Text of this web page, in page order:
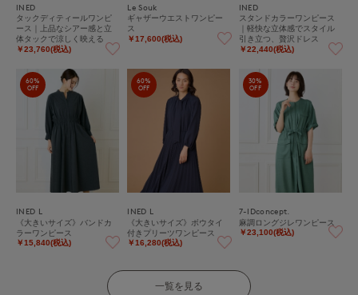
INED
タックディティールワンピ
ース｜上品なシアー感と立
体タックで涼しく映える
￥23,760(税込)
Le Souk
ギャザーウエストワンピー
ス
￥17,600(税込)
INED
スタンドカラーワンピース
｜軽快な立体感でスタイル
引き立つ、贅沢ドレス
￥22,440(税込)
60%
OFF
INED L
《大きいサイズ》バンドカ
ラーワンピース
￥15,840(税込)
60%
OFF
INED L
《大きいサイズ》ボウタイ
付きプリーツワンピース
￥16,280(税込)
30%
OFF
7-IDconcept.
麻調ロングジレワンピース
￥23,100(税込)
一覧を見る